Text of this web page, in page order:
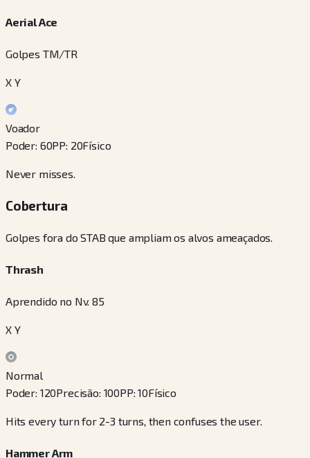
Aerial Ace
Golpes TM/TR
X Y
Voador
Poder: 60PP: 20Físico
Never misses.
Cobertura
Golpes fora do STAB que ampliam os alvos ameaçados.
Thrash
Aprendido no Nv. 85
X Y
Normal
Poder: 120Precisão: 100PP:10Físico
Hits every turn for 2-3 turns, then confuses the user.
Hammer Arm